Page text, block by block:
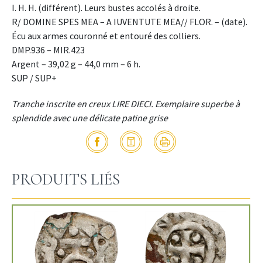
I. H. H. (différent). Leurs bustes accolés à droite.
R/ DOMINE SPES MEA – A IUVENTUTE MEA// FLOR. – (date).
Écu aux armes couronné et entouré des colliers.
DMP.936 – MIR.423
Argent – 39,02 g – 44,0 mm – 6 h.
SUP / SUP+
Tranche inscrite en creux LIRE DIECI. Exemplaire superbe à
splendide avec une délicate patine grise
PRODUITS LIÉS